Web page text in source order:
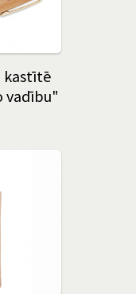
kastītē
vadību"